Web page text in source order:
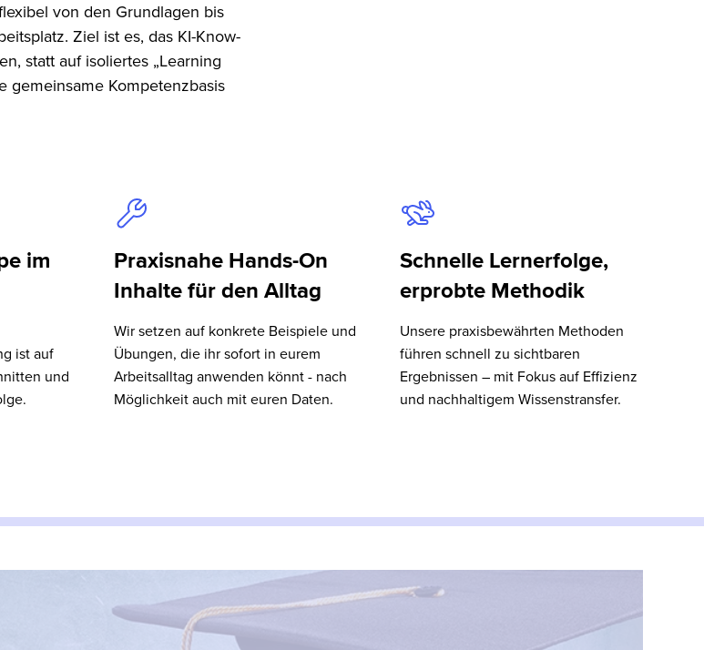
von den Grundlagen bis
Ziel ist es, das KI-Know-
statt auf isoliertes „Learning
gemeinsame Kompetenzbasis
im
ist auf
und
Praxisnahe Hands-On
Inhalte für den Alltag
Wir setzen auf konkrete Beispiele und
Übungen, die ihr sofort in eurem
Arbeitsalltag anwenden könnt - nach
Möglichkeit auch mit euren Daten.
Schnelle Lernerfolge,
erprobte Methodik
Unsere praxisbewährten Methoden
führen schnell zu sichtbaren
Ergebnissen – mit Fokus auf Effizienz
und nachhaltigem Wissenstransfer.